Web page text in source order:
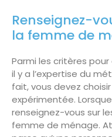
Renseignez-
la femme de
Parmi les critères
il y a l’expertise du
fait, vous devez
expérimentée.
renseignez-vous sur
femme de ménage.